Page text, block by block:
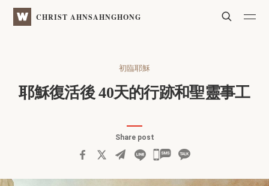
WATVCHRIST AHNSAHNGHONG Search
初臨耶穌
耶穌復活後40天的行跡和聖靈事工
Share post
카